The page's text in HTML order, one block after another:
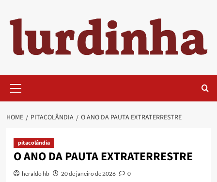
content
Menu
HOME PITACOLÂNDIA O ANO DA PAUTA EXTRATERRESTRE
pitacolândia
O ANO DA PAUTA EXTRATERRESTRE
heraldo hb 20 de janeiro de 2026 0